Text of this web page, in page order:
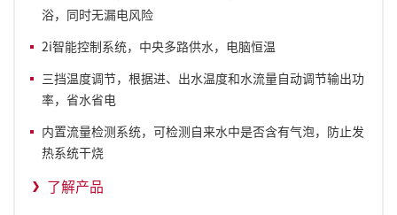
浴，同时无漏电风险
2i智能控制系统，中央多路供水，电脑恒温
三挡温度调节，根据进、 出水温度和水流量自动调节输出功
率，省水省电
内置流量检测系统，可检测自来水中是否含有气泡，防止发
热系统干烧
了解产品